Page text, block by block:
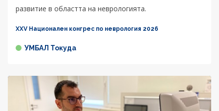
развитие в областта на неврологията.
XXV Национален конгрес по неврология 2026
УМБАЛ Токуда